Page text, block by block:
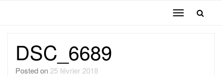
Toggle
DSC_6689
Posted on 25 février 2018